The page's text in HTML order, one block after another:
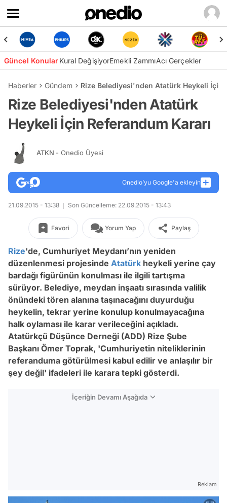
Güncel KonularKural DeğişiyorEmekli ZammıAcı Gerçekler
Haberler Gündem Rize Belediyesi'nden Atatürk Heykeli İçin
Rize Belediyesi'nden Atatürk
Heykeli İçin Referandum Kararı
ATKN - Onedio Üyesi
Onedio’yu Google'a ekleyin
21.09.2015 - 13:38 Son Güncelleme: 22.09.2015 - 13:43
Favori Yorum Yap Paylaş
Rize'de, Cumhuriyet Meydanı’nın yeniden
düzenlenmesi projesinde Atatürk heykeli yerine çay
bardağı figürünün konulması ile ilgili tartışma
sürüyor. Belediye, meydan inşaatı sırasında valilik
önündeki tören alanına taşınacağını duyurduğu
heykelin, tekrar yerine konulup konulmayacağına
halk oylaması ile karar verileceğini açıkladı.
Atatürkçü Düşünce Derneği (ADD) Rize Şube
Başkanı Ömer Toprak, 'Cumhuriyetin niteliklerinin
referanduma götürülmesi kabul edilir ve anlaşılır bir
şey değil' ifadeleri ile karara tepki gösterdi.
İçeriğin Devamı Aşağıda
Reklam